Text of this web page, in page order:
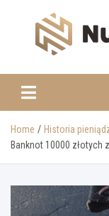
Home
Historia
Banknot 10000